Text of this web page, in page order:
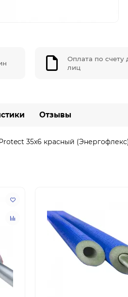
Оплата по счету
лиц
Отзывы
35х6 красный